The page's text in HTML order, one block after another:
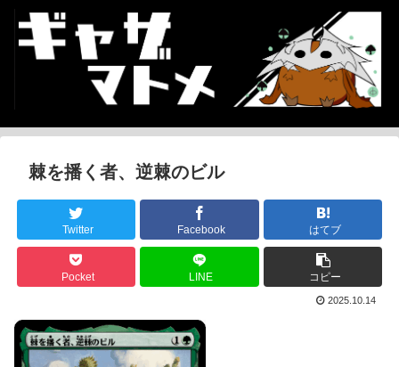
棘を播く者、逆棘のビル
Twitter Facebook はてブ
Pocket LINE コピー
2025.10.14